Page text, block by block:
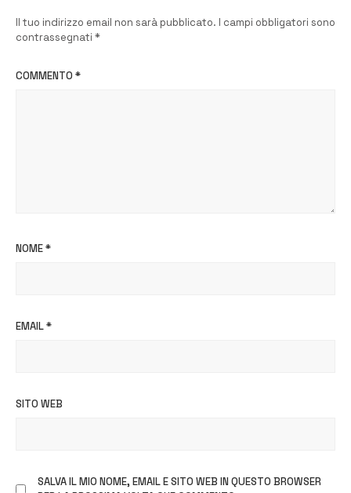
Il tuo indirizzo email non sarà pubblicato. I campi obbligatori sono
contrassegnati *
COMMENTO *
NOME*
EMAIL*
SITO WEB
SALVA IL MIO NOME, EMAIL E SITO WEB IN QUESTO BROWSER